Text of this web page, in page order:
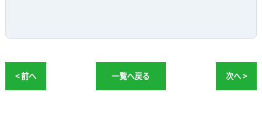
< 前へ 一覧へ戻る 次へ >